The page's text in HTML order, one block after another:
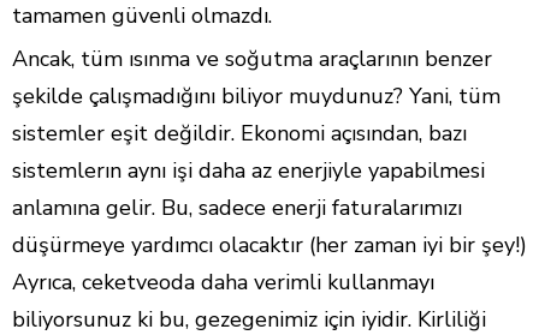
tamamen güvenli olmazdı.
Ancak, tüm ısınma ve soğutma araçlarının benzer
şekilde çalışmadığını biliyor muydunuz? Yani, tüm
sistemler eşit değildir. Ekonomi açısından, bazı
sistemlerın aynı işi daha az enerjiyle yapabilmesi
anlamına gelir. Bu, sadece enerji faturalarımızı
düşürmeye yardımcı olacaktır (her zaman iyi bir şey!)
Ayrıca, ceketveoda daha verimli kullanmayı
biliyorsunuz ki bu, gezegenimiz için iyidir. Kirliliği